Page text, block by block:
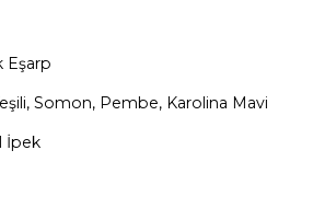
Eşarp
Somon, Pembe, Karolina Mavi
İpek